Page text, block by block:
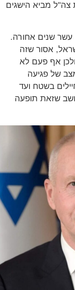
מביא הישגים
שנים אחורה.
אסור שזה
אף פעם לא
פגיעה
בשטח ועד
שזאת תופעה